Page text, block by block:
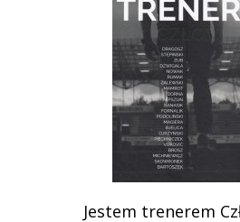
Jestem trenerem